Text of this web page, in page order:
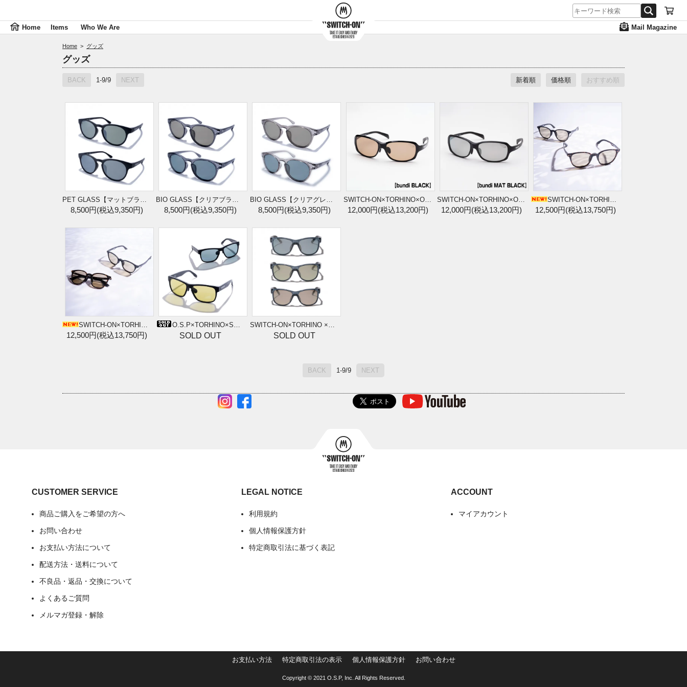
Home Items Who We Are Mail Magazine
Home > グッズ
グッズ
BACK 1-9/9 NEXT 新着順 価格順 おすすめ順
PET GLASS【マットブラック】
8,500円(税込9,350円)
BIO GLASS【クリアブラック】
8,500円(税込9,350円)
BIO GLASS【クリアグレー】
8,500円(税込9,350円)
SWITCH-ON×TORHINO×O.S.P【bundi/BLACK】
12,000円(税込13,200円)
SWITCH-ON×TORHINO×O.S.P【bundi/MAT BLACK】
12,000円(税込13,200円)
SWITCH-ON×TORHINO Polarized Sunglasses (Chui/MAT BLACK)
12,500円(税込13,750円)
SWITCH-ON×TORHINO Polarized Sunglasses (Chui/ BR DEMI)
12,500円(税込13,750円)
O.S.P×TORHINO×SWITCH-ON Polarized Sunglasses （NYOKA MAT BLACK）
SOLD OUT
SWITCH-ON×TORHINO ×O.S.P【MAMBA】
SOLD OUT
BACK 1-9/9 NEXT
CUSTOMER SERVICE
商品ご購入をご希望の方へ
お問い合わせ
お支払い方法について
配送方法・送料について
不良品・返品・交換について
よくあるご質問
メルマガ登録・解除
LEGAL NOTICE
利用規約
個人情報保護方針
特定商取引法に基づく表記
ACCOUNT
マイアカウント
お支払い方法 特定商取引法の表示 個人情報保護方針 お問い合わせ
Copyright © 2021 O.S.P, Inc. All Rights Reserved.